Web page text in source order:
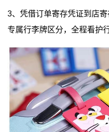
3、凭借订单寄存凭证到店
专属行李牌区分，全程看护行